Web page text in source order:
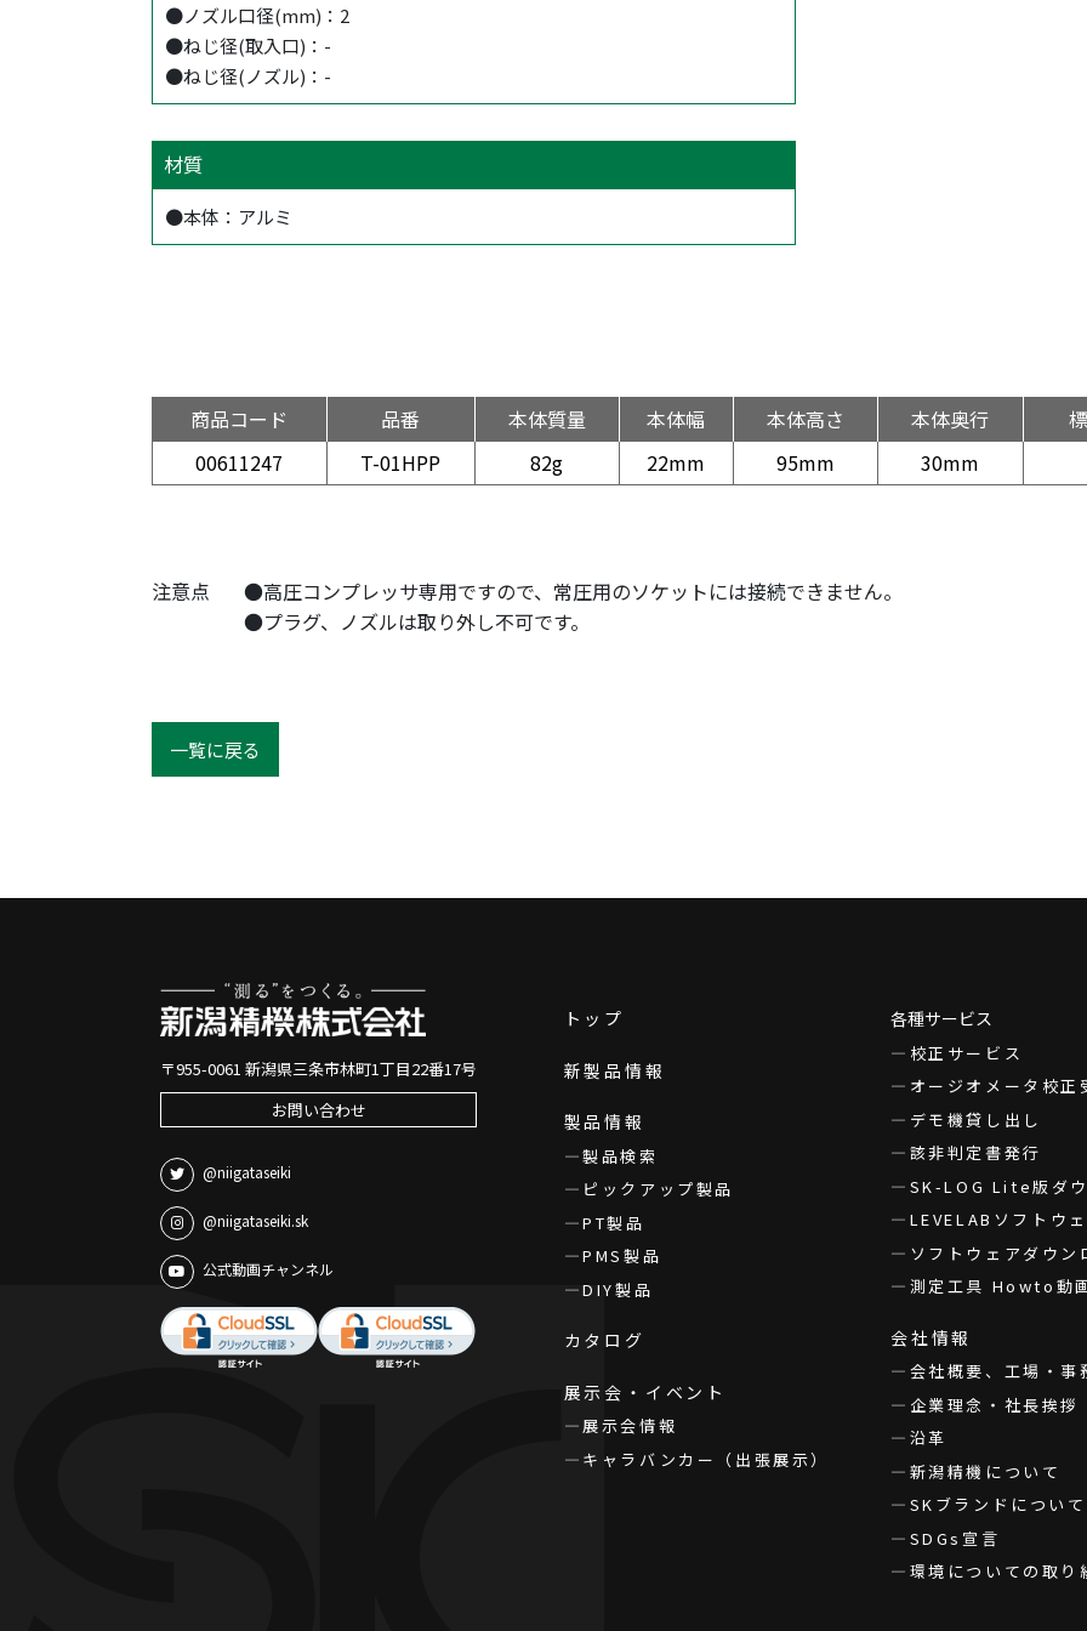
●ノズル口径(mm)：2
●ねじ径(取入口)：-
●ねじ径(ノズル)：-
材質
●本体：アルミ
商品コード 品番 本体質量 本体幅 本体高さ 本体奥行
00611247
T-01HPP 82g 22mm 95mm 30mm
注意点
●高圧コンプレッサ専用ですので、常圧用のソケットには接続できません。
●プラグ、ノズルは取り外し不可です。
一覧に戻る
〒955-0061 新潟県三条市林町1丁目22番17号
お問い合わせ
@niigataseiki
@niigataseiki.sk
公式動画チャンネル
トップ
新製品情報
製品情報
製品検索
ピックアップ製品
PT製品
PMS製品
DIY製品
カタログ
展示会・イベント
展示会情報
キャラバンカー（出張展示）
各種サービス
校正サービス
オージオメータ校正
デモ機貸し出し
該非判定書発行
SK-LOG Lite版ダウ
LEVELABソフトウ
ソフトウェアダウン
測定工具 Howto動
会社情報
会社概要、工場・事
企業理念・社長挨拶
沿革
新潟精機について
SKブランドについて
SDGs宣言
環境についての取り